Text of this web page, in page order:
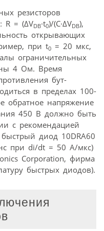
резисторов
R = (ΔVDB·t0)/(C·ΔVDB),
открывающих
при t0 = 20 мкс,
ограничительных
4 Ом. Время
бут-
в пределах 100-
обратное напряжение
450 В должно быть
с рекомендацией
диод 10DRA60
при di/dt = 50 А/мкс)
Corporation, фирма
быстрых диодов).